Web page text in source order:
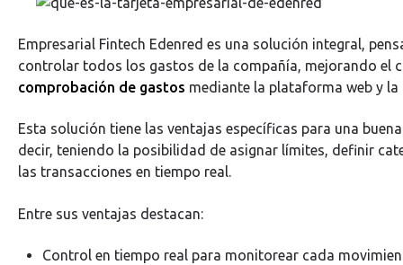
Empresarial Fintech Edenred es una solución integral,
controlar todos los gastos de la compañía, mejorando el
comprobación de gastos mediante la plataforma web y
Esta solución tiene las ventajas específicas para una
decir, teniendo la posibilidad de asignar límites, definir
las transacciones en tiempo real.
Entre sus ventajas destacan:
Control en tiempo real para monitorear cada